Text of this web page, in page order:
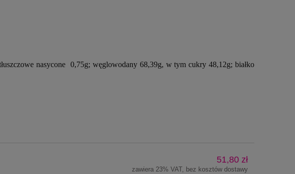
nasycone 0,75g; węglowodany 68,39g, w tym cukry 48,12g; białko
51,80 zł
zawiera 23% VAT, bez kosztów dostawy